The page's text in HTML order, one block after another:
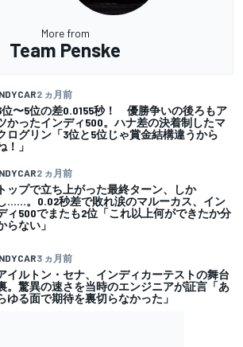
More from
Team Penske
2 ヵ月前
位〜5位の差0.0155秒！ 優勝争いの後ろもア
かったインディ500。ハナ差の決着制したマ
ログリン「3位と5位じゃ賞金結構違うから
！」
2 ヵ月前
トップで立ち上がった最終ターン、しか
……。0.02秒差で敗れ涙のマルーカス、イン
ィ500でまたも2位「これ以上何ができたか分
らない」
3 ヵ月前
イルトン・セナ、インディカーテストの舞台
。驚異の速さを当時のエンジニアが証言「あ
ゆる面で期待を裏切らなかった」